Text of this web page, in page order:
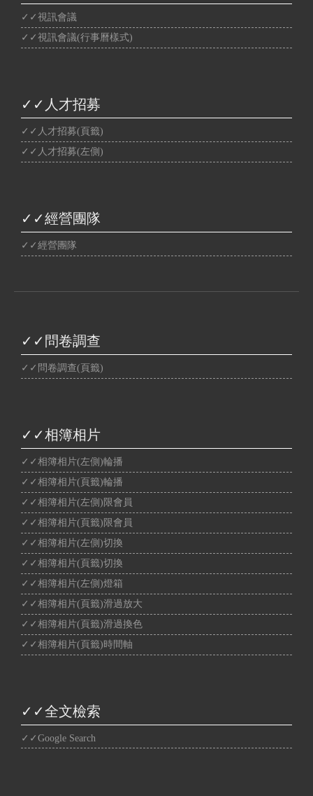
✓✓視訊會議
✓✓視訊會議(行事曆樣式)
✓✓人才招募
✓✓人才招募(頁籤)
✓✓人才招募(左側)
✓✓經營團隊
✓✓經營團隊
✓✓問卷調查
✓✓問卷調查(頁籤)
✓✓相簿相片
✓✓相簿相片(左側)輪播
✓✓相簿相片(頁籤)輪播
✓✓相簿相片(左側)限會員
✓✓相簿相片(頁籤)限會員
✓✓相簿相片(左側)切換
✓✓相簿相片(頁籤)切換
✓✓相簿相片(左側)燈箱
✓✓相簿相片(頁籤)滑過放大
✓✓相簿相片(頁籤)滑過換色
✓✓相簿相片(頁籤)時間軸
✓✓全文檢索
✓✓Google Search